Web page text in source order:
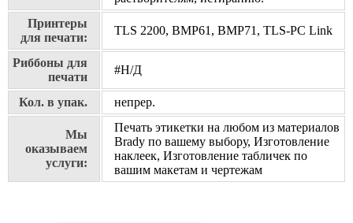
Принтеры
для печати:
TLS 2200, BMP61, BMP71, TLS-PC Link
Риббоны для
печати
#Н/Д
Кол. в упак. непрер.
Мы
оказываем
услуги:
Печать этикетки на любом из материалов
Brady по вашему выбору, Изготовление
наклеек, Изготовление табличек по
вашим макетам и чертежам